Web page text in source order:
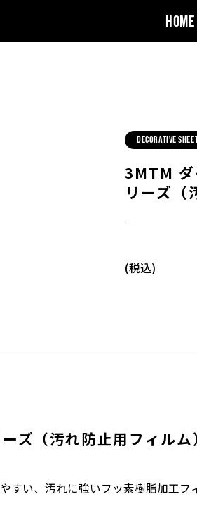
HOME
DECORATIVE
3MTM
リーズ（
(税込)
ズ（汚れ防止用フィルム
い、汚れに強いフッ素樹脂加工フ